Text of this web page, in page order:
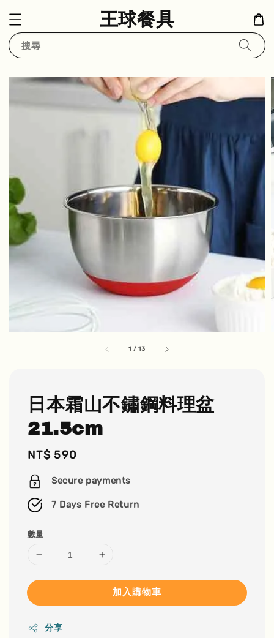
王球餐具
搜尋
1 /13
日本霜山不鏽鋼料理盆
21.5cm
Regular
price
NT$ 590
Secure payments
7 Days Free Return
數量
加入購物車
分享